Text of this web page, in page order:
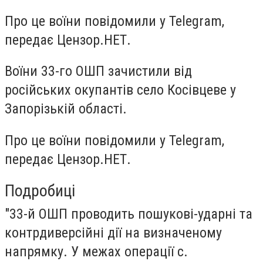
Про це воїни повідомили у Telegram,
передає Цензор.НЕТ.
Воїни 33-го ОШП зачистили від
російських окупантів село Косівцеве у
Запорізькій області.
Про це воїни повідомили у Telegram,
передає Цензор.НЕТ.
Подробиці
"33-й ОШП проводить пошукові-ударні та
контрдиверсійні дії на визначеному
напрямку. У межах операції с.